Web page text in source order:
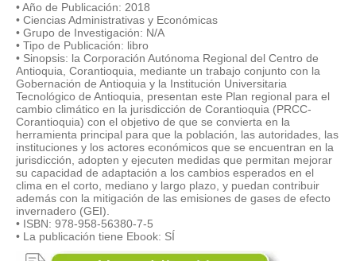
• Año de Publicación: 2018
• Ciencias Administrativas y Económicas
• Grupo de Investigación: N/A
• Tipo de Publicación: libro
• Sinopsis: la Corporación Autónoma Regional del Centro de
Antioquia, Corantioquia, mediante un trabajo conjunto con la
Gobernación de Antioquia y la Institución Universitaria
Tecnológico de Antioquia, presentan este Plan regional para el
cambio climático en la jurisdicción de Corantioquia (PRCC-
Corantioquia) con el objetivo de que se convierta en la
herramienta principal para que la población, las autoridades, las
instituciones y los actores económicos que se encuentran en la
jurisdicción, adopten y ejecuten medidas que permitan mejorar
su capacidad de adaptación a los cambios esperados en el
clima en el corto, mediano y largo plazo, y puedan contribuir
además con la mitigación de las emisiones de gases de efecto
invernadero (GEI).
• ISBN: 978-958-56380-7-5
• La publicación tiene Ebook: SÍ